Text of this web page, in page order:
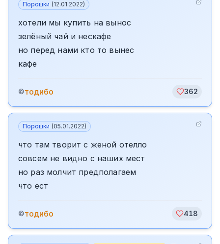
Порошки (12.01.2022)
хотели мы купить на вынос
зелёный чай и нескафе
но перед нами кто то вынес
кафе
©тодибо 362
Порошки (05.01.2022)
что там творит с женой отелло
совсем не видно с наших мест
но раз молчит предполагаем
что ест
©тодибо 418